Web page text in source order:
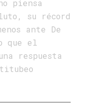
piensa
su récord
ante De
que el
respuesta